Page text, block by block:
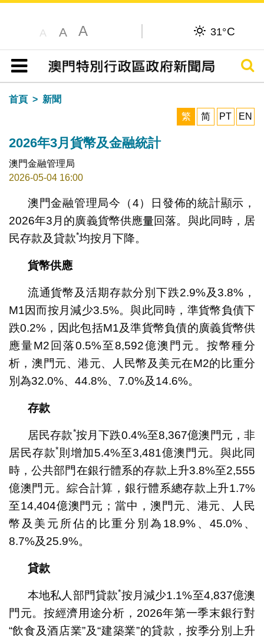
A A A 31°C
目錄
搜尋
首頁
新聞
繁
简 PT EN
2026年3月貨幣及金融統計
澳門金融管理局
2026-05-04 16:00
澳門金融管理局今（4）日發佈的統計顯示，
2026年3月的廣義貨幣供應量回落。與此同時，居
民存款及貸款*均按月下降。
貨幣供應
流通貨幣及活期存款分別下跌2.9%及3.8%，
M1因而按月減少3.5%。與此同時，準貨幣負債下
跌0.2%，因此包括M1及準貨幣負債的廣義貨幣供
應量M2回落0.5%至8,592億澳門元。按幣種分
析，澳門元、港元、人民幣及美元在M2的比重分
別為32.0%、44.8%、7.0%及14.6%。
存款
居民存款*按月下跌0.4%至8,367億澳門元，非
居民存款*則增加5.4%至3,481億澳門元。與此同
時，公共部門在銀行體系的存款上升3.8%至2,555
億澳門元。綜合計算，銀行體系總存款上升1.7%
至14,404億澳門元；當中，澳門元、港元、人民
幣及美元所佔的比重分別為18.9%、45.0%、
8.7%及25.9%。
貸款
本地私人部門貸款*按月減少1.1%至4,837億澳
門元。按經濟用途分析，2026年第一季末銀行對
“飲食及酒店業”及“建築業”的貸款，按季分別上升